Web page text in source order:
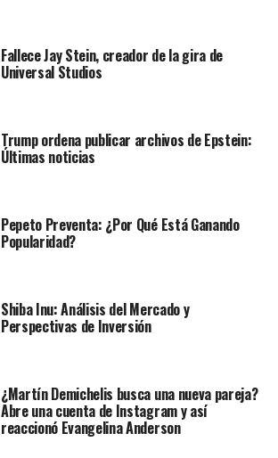
Fallece Jay Stein, creador de la gira de
Universal Studios
Trump ordena publicar archivos de Epstein:
Últimas noticias
Pepeto Preventa: ¿Por Qué Está Ganando
Popularidad?
Shiba Inu: Análisis del Mercado y
Perspectivas de Inversión
¿Martín Demichelis busca una nueva pareja?
Abre una cuenta de Instagram y así
reaccionó Evangelina Anderson